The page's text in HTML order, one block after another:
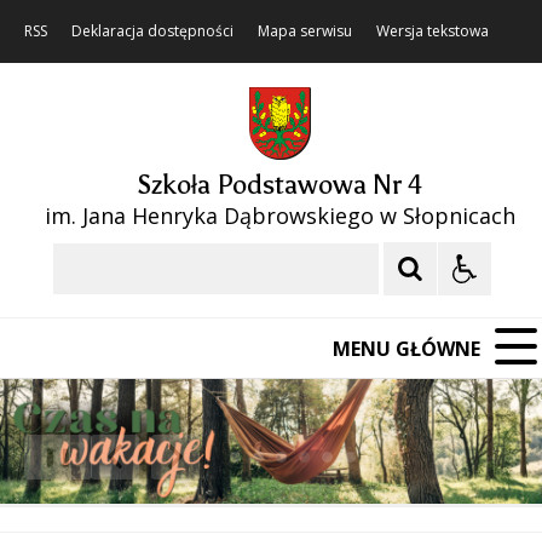
RSS Deklaracja dostępności Mapa serwisu Wersja tekstowa
Szkoła Podstawowa Nr 4
im. Jana Henryka Dąbrowskiego w Słopnicach
MENU GŁÓWNE
Poprzedni Element
Następny Element
❚❚